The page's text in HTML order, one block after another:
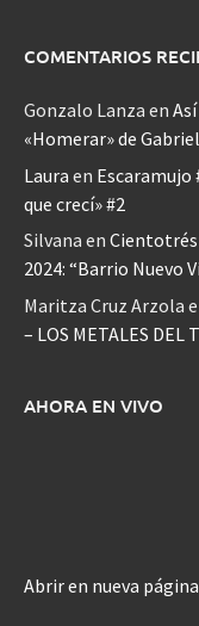
COMENTARIOS
Gonzalo Lanza en
«Homerar» de
Laura en Escaramujo
que crecí» #2
Silvana en
2024: “Barrio Nuevo
Maritza Cruz Arzola
– LOS METALES DEL
AHORA EN VIVO
Abrir en nueva página